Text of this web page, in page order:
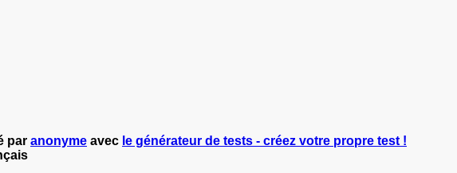
par anonyme avec le générateur de tests - créez votre propre test !